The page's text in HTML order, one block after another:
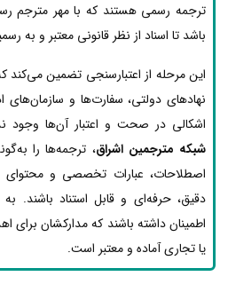
ترجمه رسمی هستند که با مهر مترجم
باشد تا اسناد از نظر قانونی معتبر و به
این مرحله از اعتبارسنجی تضمین می‌کند
نهادهای دولتی، سفارت‌ها و سازمان‌های
اشکالی در صحت و اعتبار آن‌ها وجود
شبکه مترجمین اشراق، ترجمه‌ها را
اصطلاحات، عبارات تخصصی و محتوای
دقیق، حرفه‌ای و قابل استناد باشند. به
اطمینان داشته باشند که مدارکشان برای
یا تجاری آماده و معتبر است.